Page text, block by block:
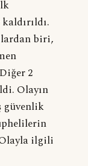
biri,
2
Olayın
güvenlik
Olayla ilgili